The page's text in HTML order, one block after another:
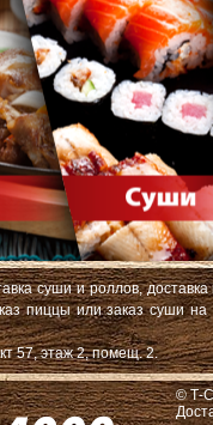
суши и роллов,
пиццы или заказ суши
57, этаж 2, помещ. 2.
© Т-